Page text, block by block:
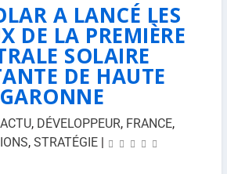
A LANCÉ LES
DE LA PREMIÈRE
SOLAIRE
DE HAUTE
GARONNE
ACTU, DÉVELOPPEUR, FRANCE,
, STRATÉGIE|